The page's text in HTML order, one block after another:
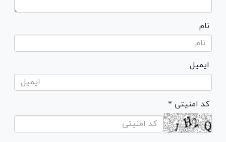
نام
ایمیل
* کد امنیتی